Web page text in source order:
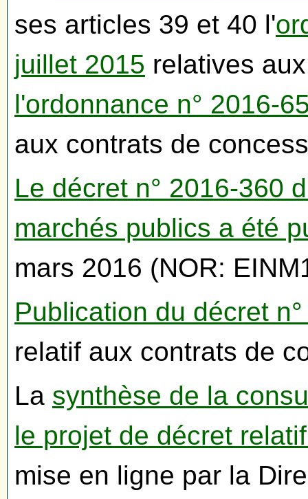
ses articles 39 et 40 l'
juillet 2015 relatives
l'ordonnance n° 2016-
aux contrats de
Le décret n° 2016-360
marchés publics a été
mars 2016 (NOR:
Publication du décret
relatif aux contrats de
La synthèse de la
le projet de décret
mise en ligne par la